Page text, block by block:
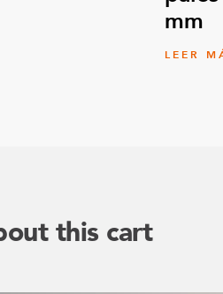
mm
LEER
this cart